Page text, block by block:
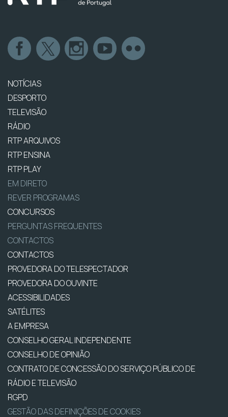
NOTÍCIAS
DESPORTO
TELEVISÃO
RÁDIO
RTP ARQUIVOS
RTP ENSINA
RTP PLAY
EM DIRETO
REVER PROGRAMAS
CONCURSOS
PERGUNTAS FREQUENTES
CONTACTOS
CONTACTOS
PROVEDORA DO TELESPECTADOR
PROVEDORA DO OUVINTE
ACESSIBILIDADES
SATÉLITES
A EMPRESA
CONSELHO GERAL INDEPENDENTE
CONSELHO DE OPINIÃO
CONTRATO DE CONCESSÃO DO SERVIÇO PÚBLICO DE
RÁDIO E TELEVISÃO
RGPD
GESTÃO DAS DEFINIÇÕES DE COOKIES